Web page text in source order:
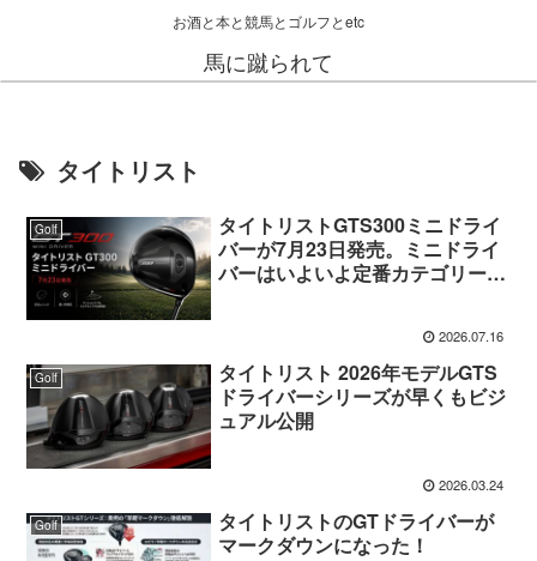
お酒と本と競馬とゴルフとetc
馬に蹴られて
タイトリスト
Golf
タイトリストGTS300ミニドライ
バーが7月23日発売。ミニドライ
バーはいよいよ定番カテゴリーに
2026.07.16
Golf
タイトリスト 2026年モデルGTS
ドライバーシリーズが早くもビジ
ュアル公開
2026.03.24
Golf
タイトリストのGTドライバーが
マークダウンになった！